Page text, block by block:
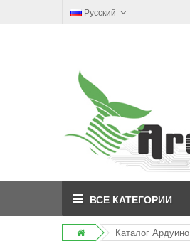
Русский
ВСЕ КАТЕГОРИИ
Каталог Ардуино